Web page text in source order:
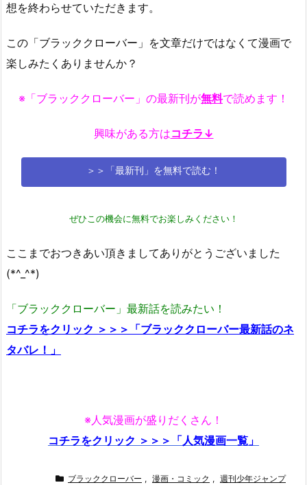
想を終わらせていただきます。
この「ブラッククローバー」を文章だけではなくて漫画で
楽しみたくありませんか？
※「ブラッククローバー」の最新刊が無料で読めます！
興味がある方はコチラ↓
＞＞「最新刊」を無料で読む！
ぜひこの機会に無料でお楽しみください！
ここまでおつきあい頂きましてありがとうございました
(*^_^*)
「ブラッククローバー」最新話を読みたい！
コチラをクリック ＞＞＞「ブラッククローバー最新話のネ
タバレ！」
※人気漫画が盛りだくさん！
コチラをクリック ＞＞＞「人気漫画一覧」
ブラッククローバー , 漫画・コミック , 週刊少年ジャンプ